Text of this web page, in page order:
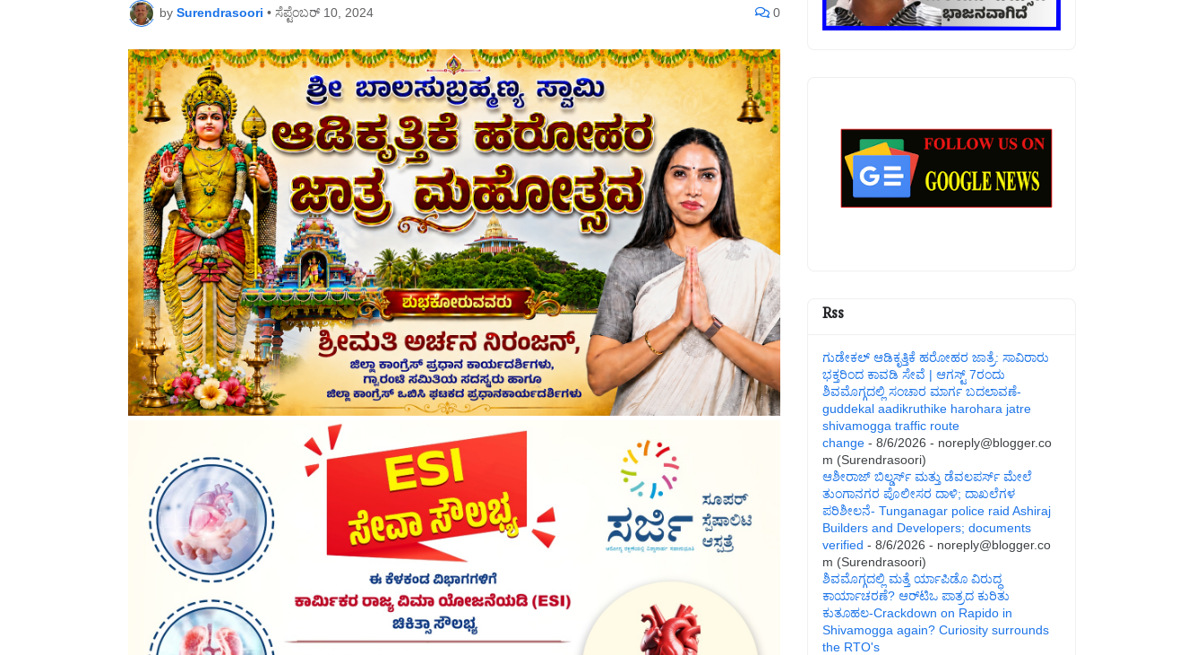
by Surendrasoori • ಸೆಪ್ಟೆಂಬರ್ 10, 2024 0
Rss
ಗುಡೇಕಲ್ ಆಡಿಕೃತ್ತಿಕೆ ಹರೋಹರ ಜಾತ್ರೆ: ಸಾವಿರಾರು
ಭಕ್ತರಿಂದ ಕಾವಡಿ ಸೇವೆ | ಆಗಸ್ಟ್ 7ರಂದು
ಶಿವಮೊಗ್ಗದಲ್ಲಿ ಸಂಚಾರ ಮಾರ್ಗ ಬದಲಾವಣೆ-
guddekal aadikruthike harohara jatre
shivamogga traffic route
change - 8/6/2026 - noreply@blogger.co
m (Surendrasoori)
ಆಶೀರಾಜ್ ಬಿಲ್ಡರ್ಸ್ ಮತ್ತು ಡೆವಲಪರ್ಸ್ ಮೇಲೆ
ತುಂಗಾನಗರ ಪೊಲೀಸರ ದಾಳಿ; ದಾಖಲೆಗಳ
ಪರಿಶೀಲನೆ- Tunganagar police raid Ashiraj
Builders and Developers; documents
verified - 8/6/2026 - noreply@blogger.co
m (Surendrasoori)
ಶಿವಮೊಗ್ಗದಲ್ಲಿ ಮತ್ತೆ ರ್ಯಾಪಿಡೊ ವಿರುದ್ಧ
ಕಾರ್ಯಾಚರಣೆ? ಆರ್‌ಟಿಒ ಪಾತ್ರದ ಕುರಿತು
ಕುತೂಹಲ-Crackdown on Rapido in
Shivamogga again? Curiosity surrounds
the RTO's